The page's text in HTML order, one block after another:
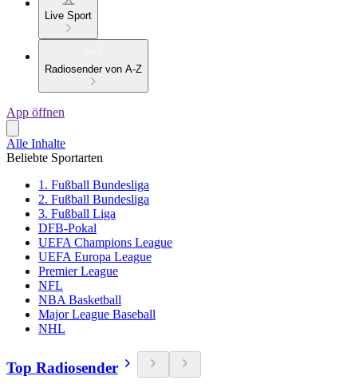
Live Sport
Radiosender von A-Z
App öffnen
Alle Inhalte
Beliebte Sportarten
1. Fußball Bundesliga
2. Fußball Bundesliga
3. Fußball Liga
DFB-Pokal
UEFA Champions League
UEFA Europa League
Premier League
NFL
NBA Basketball
Major League Baseball
NHL
Top Radiosender